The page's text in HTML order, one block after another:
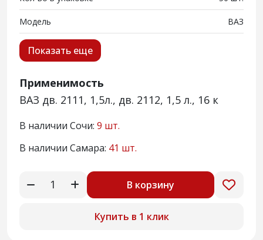
Модель ВАЗ
Показать еще
Применимость
ВАЗ дв. 2111, 1,5л., дв. 2112, 1,5 л., 16 к
В наличии Сочи: 9 шт.
В наличии Самара: 41 шт.
В корзину
Купить в 1 клик